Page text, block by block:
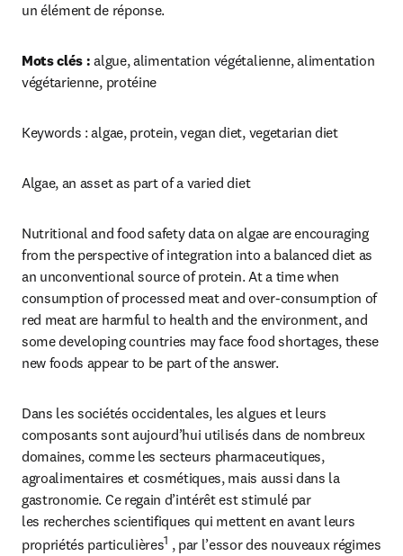
un élément de réponse.
Mots clés : algue, alimentation végétalienne, alimentation
végétarienne, protéine
Keywords : algae, protein, vegan diet, vegetarian diet
Algae, an asset as part of a varied diet
Nutritional and food safety data on algae are encouraging
from the perspective of integration into a balanced diet as
an unconventional source of protein. At a time when
consumption of processed meat and over-consumption of
red meat are harmful to health and the environment, and
some developing countries may face food shortages, these
new foods appear to be part of the answer.
Dans les sociétés occidentales, les algues et leurs
composants sont aujourd’hui utilisés dans de nombreux
domaines, comme les secteurs pharmaceutiques,
agroalimentaires et cosmétiques, mais aussi dans la
gastronomie. Ce regain d’intérêt est stimulé par
les recherches scientifiques qui mettent en avant leurs
propriétés particulières1 , par l’essor des nouveaux régimes